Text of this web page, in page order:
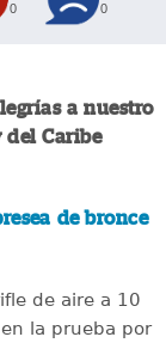
0 0
a nuestro
del Caribe
de bronce
de aire a 10
la prueba por